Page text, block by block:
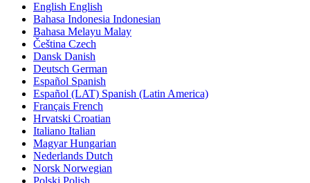
English English
Bahasa Indonesia Indonesian
Bahasa Melayu Malay
Čeština Czech
Dansk Danish
Deutsch German
Español Spanish
Español (LAT) Spanish (Latin America)
Français French
Hrvatski Croatian
Italiano Italian
Magyar Hungarian
Nederlands Dutch
Norsk Norwegian
Polski Polish